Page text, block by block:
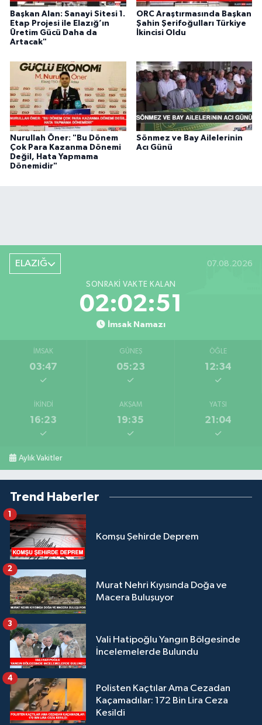
Başkan Alan: Sanayi Sitesi 1.
Etap Projesi ile Elazığ’ın
Üretim Gücü Daha da
Artacak"
ORC Araştırmasında Başkan
Şahin Şerifoğulları Türkiye
İkincisi Oldu
Nurullah Öner: "Bu Dönem
Çok Para Kazanma Dönemi
Değil, Hata Yapmama
Dönemidir"
Sönmez ve Bay Ailelerinin
Acı Günü
ELAZIĞ 07.08.2026
SONRAKI VAKTE KALAN
02:02:50
İmsak Namazı
İMSAK
03:47
GÜNEŞ
05:23
ÖĞLE
12:34
İKINDI
16:23
AKŞAM
19:35
YATSI
21:04
Aylık Vakitler
Trend Haberler
Komşu Şehirde Deprem
1
Murat Nehri Kıyısında Doğa ve
Macera Buluşuyor
2
Vali Hatipoğlu Yangın Bölgesinde
İncelemelerde Bulundu
3
Polisten Kaçtılar Ama Cezadan
Kaçamadılar: 172 Bin Lira Ceza
Kesildi
4